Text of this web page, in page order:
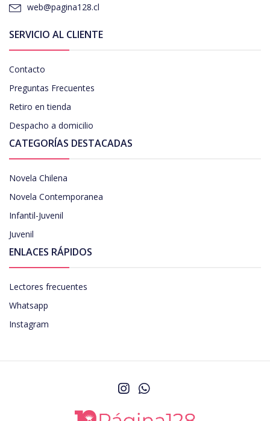
web@pagina128.cl
SERVICIO AL CLIENTE
Contacto
Preguntas Frecuentes
Retiro en tienda
Despacho a domicilio
CATEGORÍAS DESTACADAS
Novela Chilena
Novela Contemporanea
Infantil-Juvenil
Juvenil
ENLACES RÁPIDOS
Lectores frecuentes
Whatsapp
Instagram